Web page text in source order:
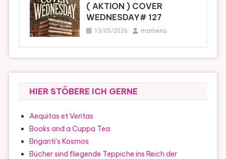
( AKTION ) COVER
WEDNESDAY# 127
13/05/2026 mamenu
HIER STÖBERE ICH GERNE
Aequitas et Veritas
Books and a Cuppa Tea
Briganti's Kosmos
Bücher sind fliegende Teppiche ins Reich der